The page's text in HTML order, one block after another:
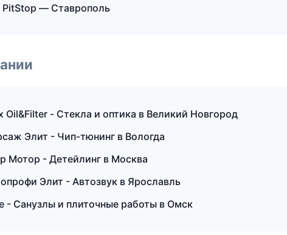
PitStop — Ставрополь
Oil&Filter - Стекла и оптика в Великий Новгород
Элит - Чип-тюнинг в Вологда
Мотор - Детейлинг в Москва
Элит - Автозвук в Ярославль
- Санузлы и плиточные работы в Омск